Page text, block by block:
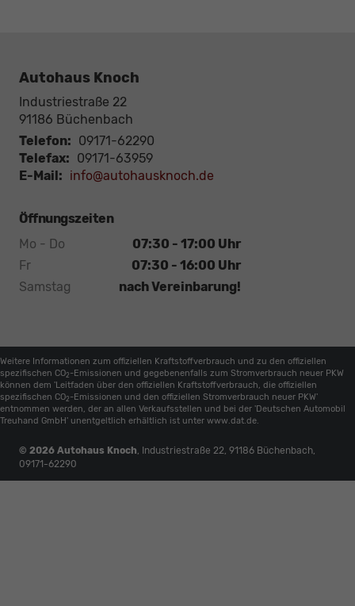
Autohaus Knoch
Industriestraße 22
91186 Büchenbach
Telefon: 09171-62290
Telefax: 09171-63959
E-Mail: info@autohausknoch.de
Öffnungszeiten
Mo - Do
07:30 - 17:00 Uhr
Fr
07:30 - 16:00 Uhr
Samstag
nach Vereinbarung!
Weitere Informationen zum offiziellen Kraftstoffverbrauch und zu den offiziellen
spezifischen CO2 -Emissionen und gegebenenfalls zum Stromverbrauch neuer PKW
können dem 'Leitfaden über den offiziellen Kraftstoffverbrauch, die offiziellen
spezifischen CO2 -Emissionen und den offiziellen Stromverbrauch neuer PKW'
entnommen werden, der an allen Verkaufsstellen und bei der 'Deutschen Automobil
Treuhand GmbH' unentgeltlich erhältlich ist unter www.dat.de.
© 2026 Autohaus Knoch, Industriestraße 22, 91186 Büchenbach,
09171-62290